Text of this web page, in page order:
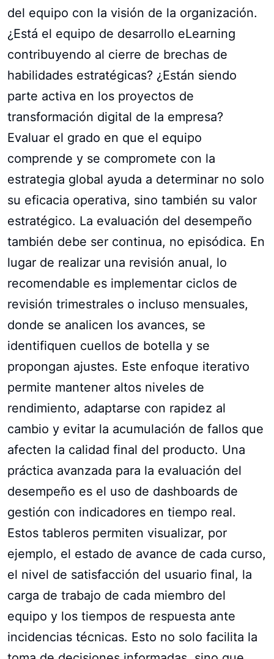
del equipo con la visión de la organización.
¿Está el equipo de desarrollo eLearning
contribuyendo al cierre de brechas de
habilidades estratégicas? ¿Están siendo
parte activa en los proyectos de
transformación digital de la empresa?
Evaluar el grado en que el equipo
comprende y se compromete con la
estrategia global ayuda a determinar no solo
su eficacia operativa, sino también su valor
estratégico. La evaluación del desempeño
también debe ser continua, no episódica. En
lugar de realizar una revisión anual, lo
recomendable es implementar ciclos de
revisión trimestrales o incluso mensuales,
donde se analicen los avances, se
identifiquen cuellos de botella y se
propongan ajustes. Este enfoque iterativo
permite mantener altos niveles de
rendimiento, adaptarse con rapidez al
cambio y evitar la acumulación de fallos que
afecten la calidad final del producto. Una
práctica avanzada para la evaluación del
desempeño es el uso de dashboards de
gestión con indicadores en tiempo real.
Estos tableros permiten visualizar, por
ejemplo, el estado de avance de cada curso,
el nivel de satisfacción del usuario final, la
carga de trabajo de cada miembro del
equipo y los tiempos de respuesta ante
incidencias técnicas. Esto no solo facilita la